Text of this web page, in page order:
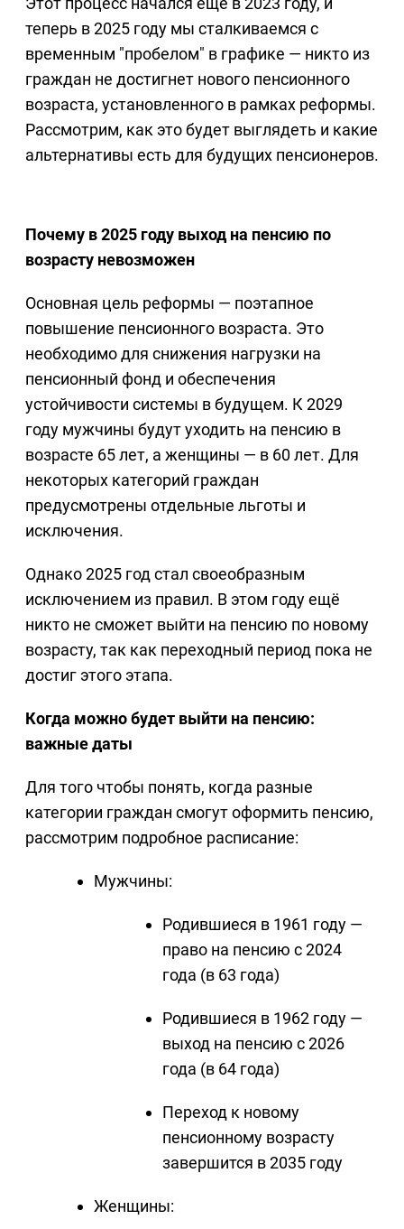
теперь в 2025 году мы сталкиваемся с
временным "пробелом" в графике — никто из
граждан не достигнет нового пенсионного
возраста, установленного в рамках реформы.
Рассмотрим, как это будет выглядеть и какие
альтернативы есть для будущих пенсионеров.
Почему в 2025 году выход на пенсию по
возрасту невозможен
Основная цель реформы — поэтапное
повышение пенсионного возраста. Это
необходимо для снижения нагрузки на
пенсионный фонд и обеспечения
устойчивости системы в будущем. К 2029
году мужчины будут уходить на пенсию в
возрасте 65 лет, а женщины — в 60 лет. Для
некоторых категорий граждан
предусмотрены отдельные льготы и
исключения.
Однако 2025 год стал своеобразным
исключением из правил. В этом году ещё
никто не сможет выйти на пенсию по новому
возрасту, так как переходный период пока не
достиг этого этапа.
Когда можно будет выйти на пенсию:
важные даты
Для того чтобы понять, когда разные
категории граждан смогут оформить пенсию,
рассмотрим подробное расписание:
Мужчины:
Родившиеся в 1961 году —
право на пенсию с 2024
года (в 63 года)
Родившиеся в 1962 году —
выход на пенсию с 2026
года (в 64 года)
Переход к новому
пенсионному возрасту
завершится в 2035 году
Женщины: